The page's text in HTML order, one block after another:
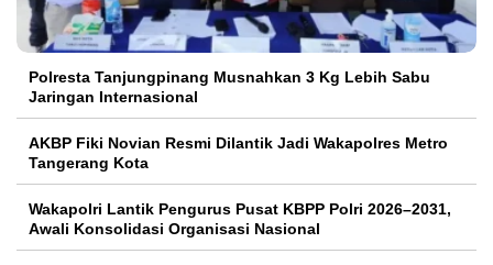
Polresta Tanjungpinang Musnahkan 3 Kg Lebih Sabu
Jaringan Internasional
AKBP Fiki Novian Resmi Dilantik Jadi Wakapolres Metro
Tangerang Kota
Wakapolri Lantik Pengurus Pusat KBPP Polri 2026–2031,
Awali Konsolidasi Organisasi Nasional